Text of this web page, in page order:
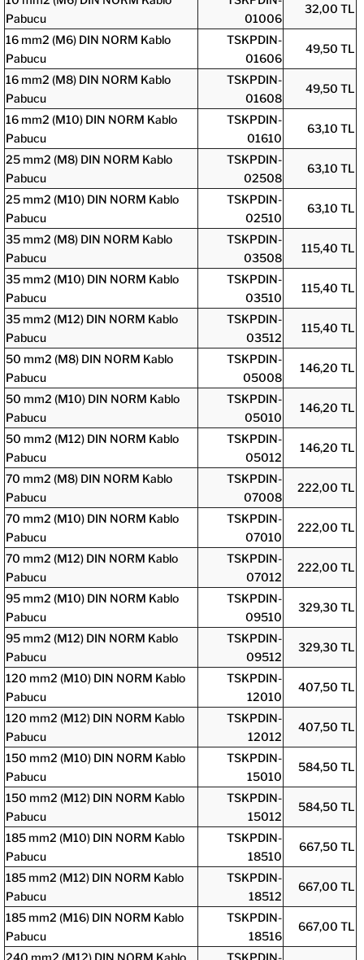
Pabucu
01006
32,00 TL
16 mm2 (M6) DIN NORM Kablo
Pabucu
TSKPDIN-
01606
49,50 TL
16 mm2 (M8) DIN NORM Kablo
Pabucu
TSKPDIN-
01608
49,50 TL
16 mm2 (M10) DIN NORM Kablo
Pabucu
TSKPDIN-
01610
63,10 TL
25 mm2 (M8) DIN NORM Kablo
Pabucu
TSKPDIN-
02508
63,10 TL
25 mm2 (M10) DIN NORM Kablo
Pabucu
TSKPDIN-
02510
63,10 TL
35 mm2 (M8) DIN NORM Kablo
Pabucu
TSKPDIN-
03508
115,40 TL
35 mm2 (M10) DIN NORM Kablo
Pabucu
TSKPDIN-
03510
115,40 TL
35 mm2 (M12) DIN NORM Kablo
Pabucu
TSKPDIN-
03512
115,40 TL
50 mm2 (M8) DIN NORM Kablo
Pabucu
TSKPDIN-
05008
146,20 TL
50 mm2 (M10) DIN NORM Kablo
Pabucu
TSKPDIN-
05010
146,20 TL
50 mm2 (M12) DIN NORM Kablo
Pabucu
TSKPDIN-
05012
146,20 TL
70 mm2 (M8) DIN NORM Kablo
Pabucu
TSKPDIN-
07008
222,00 TL
70 mm2 (M10) DIN NORM Kablo
Pabucu
TSKPDIN-
07010
222,00 TL
70 mm2 (M12) DIN NORM Kablo
Pabucu
TSKPDIN-
07012
222,00 TL
95 mm2 (M10) DIN NORM Kablo
Pabucu
TSKPDIN-
09510
329,30 TL
95 mm2 (M12) DIN NORM Kablo
Pabucu
TSKPDIN-
09512
329,30 TL
120 mm2 (M10) DIN NORM Kablo
Pabucu
TSKPDIN-
12010
407,50 TL
120 mm2 (M12) DIN NORM Kablo
Pabucu
TSKPDIN-
12012
407,50 TL
150 mm2 (M10) DIN NORM Kablo
Pabucu
TSKPDIN-
15010
584,50 TL
150 mm2 (M12) DIN NORM Kablo
Pabucu
TSKPDIN-
15012
584,50 TL
185 mm2 (M10) DIN NORM Kablo
Pabucu
TSKPDIN-
18510
667,50 TL
185 mm2 (M12) DIN NORM Kablo
Pabucu
TSKPDIN-
18512
667,00 TL
185 mm2 (M16) DIN NORM Kablo
Pabucu
TSKPDIN-
18516
667,00 TL
240 mm2 (M12) DIN NORM Kablo
TSKPDIN-